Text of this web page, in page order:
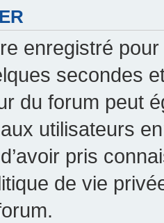
enregistré
secondes
du forum peut
utilisateurs
pris
de vie